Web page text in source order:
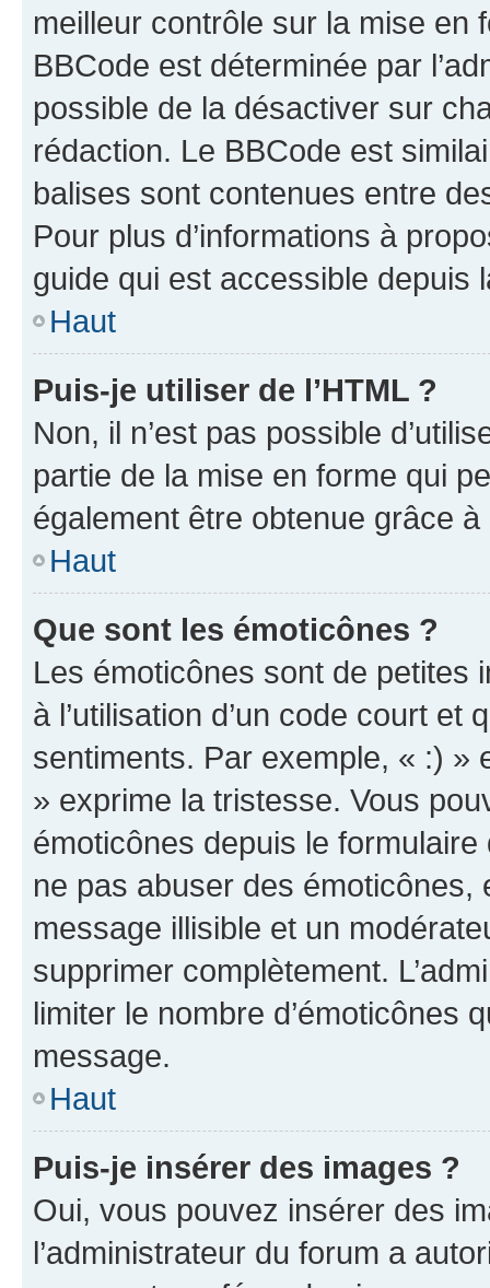
meilleur contrôle sur la mise en
BBCode est déterminée par
possible de la désactiver sur
rédaction. Le BBCode est
balises sont contenues entre
Pour plus d’informations à
guide qui est accessible depuis
Haut
Puis-je utiliser de l’HTML ?
Non, il n’est pas possible
partie de la mise en forme qui
également être obtenue grâce à
Haut
Que sont les émoticônes ?
Les émoticônes sont de petites
à l’utilisation d’un code court et
sentiments. Par exemple, « :) »
» exprime la tristesse. Vous
émoticônes depuis le
ne pas abuser des
message illisible et un
supprimer complètement.
limiter le nombre d’émoticônes
message.
Haut
Puis-je insérer des images ?
Oui, vous pouvez insérer des
l’administrateur du forum a